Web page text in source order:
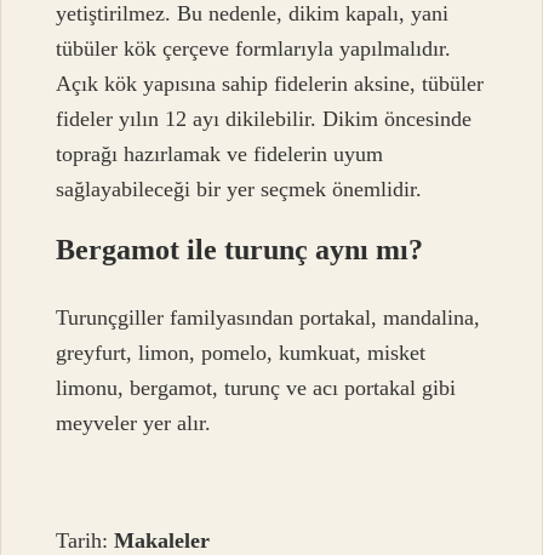
yetiştirilmez. Bu nedenle, dikim kapalı, yani
tübüler kök çerçeve formlarıyla yapılmalıdır.
Açık kök yapısına sahip fidelerin aksine, tübüler
fideler yılın 12 ayı dikilebilir. Dikim öncesinde
toprağı hazırlamak ve fidelerin uyum
sağlayabileceği bir yer seçmek önemlidir.
Bergamot ile turunç aynı mı?
Turunçgiller familyasından portakal, mandalina,
greyfurt, limon, pomelo, kumkuat, misket
limonu, bergamot, turunç ve acı portakal gibi
meyveler yer alır.
Tarih:Makaleler